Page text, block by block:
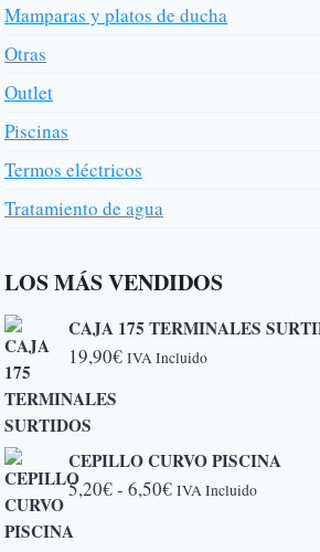
Mamparas y platos de ducha
Otras
Outlet
Piscinas
Termos eléctricos
Tratamiento de agua
LOS MÁS VENDIDOS
CAJA 175 TERMINALES
19,90€ IVA Incluido
CEPILLO CURVO PISCINA
5,20€- 6,50€Rango
IVA Incluido